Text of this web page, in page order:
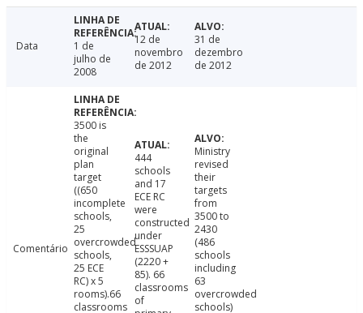
Data
1 de
julho de
2008
12 de
novembro
de 2012
31 de
dezembro
de 2012
Comentário
3500 is
the
original
plan
target
((650
incomplete
schools,
25
overcrowded
schools,
25 ECE
RC) x 5
rooms).66
classrooms
444
schools
and 17
ECE RC
were
constructed
under
ESSSUAP
(2220 +
85). 66
classrooms
of
Ministry
revised
their
targets
from
3500 to
2430
(486
schools
including
63
overcrowded
schools)